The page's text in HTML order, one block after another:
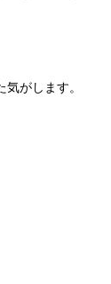
がします。